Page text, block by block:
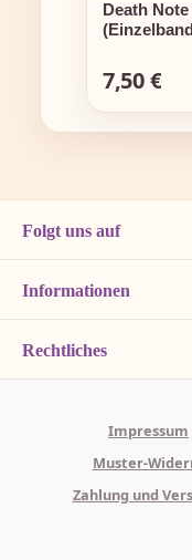
Death
Regulärer
7,50 €
Folgt uns auf
Informationen
Rechtliches
Impressum
Muster-
Zahlung und